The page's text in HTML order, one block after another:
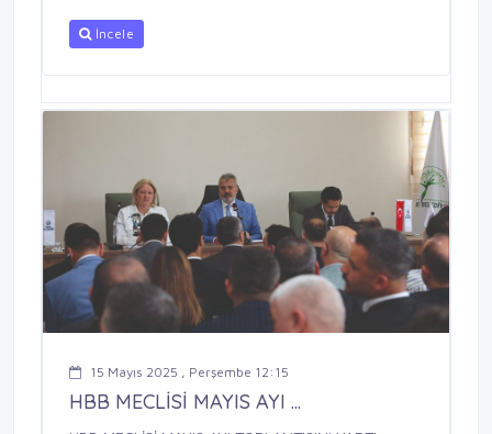
İncele
15 Mayıs 2025 , Perşembe 12:15
HBB MECLİSİ MAYIS AYI ...